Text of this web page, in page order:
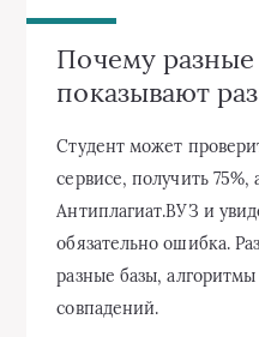
Почему
показывают
Студент может
сервисе, получить 75%,
Антиплагиат.ВУЗ и
обязательно ошибка.
разные базы,
совпадений.